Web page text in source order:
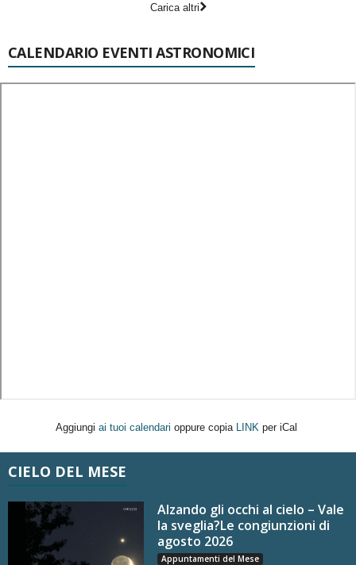
Carica altri
CALENDARIO EVENTI ASTRONOMICI
Aggiungi ai tuoi calendari oppure copia LINK per iCal
CIELO DEL MESE
Alzando gli occhi al cielo – Vale
la sveglia?Le congiunzioni di
agosto 2026
Appuntamenti del Mese